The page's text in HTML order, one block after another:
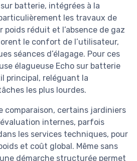
batterie, intégrées à la
les travaux de
poids réduit et l’absence de gaz
le confort de l’utilisateur,
séances d’élagage. Pour ces
élagueuse Echo sur batterie
principal, reléguant la
les plus lourdes.
comparaison, certains jardiniers
internes, parfois
les services techniques, pour
et coût global. Même sans
démarche structurée permet